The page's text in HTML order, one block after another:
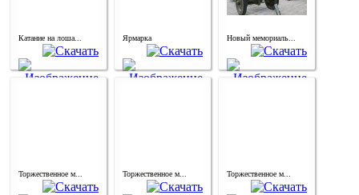
Катание на лоша... Ярмарка Новый мемориаль...
Торжественное м... Торжественное м... Торжественное м...